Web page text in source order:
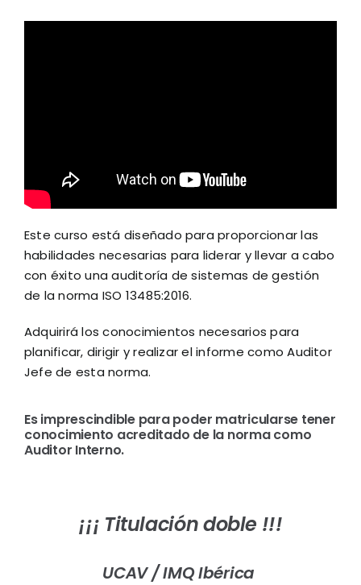
Este curso está diseñado para proporcionar las
habilidades necesarias para liderar y llevar a cabo
con éxito una auditoría de sistemas de gestión
de la norma ISO 13485:2016.
Adquirirá los conocimientos necesarios para
planificar, dirigir y realizar el informe como Auditor
Jefe de esta norma.
Es imprescindible para poder matricularse tener
conocimiento acreditado de la norma como
Auditor Interno.
¡¡¡ Titulación doble !!!
UCAV /IMQ Ibérica